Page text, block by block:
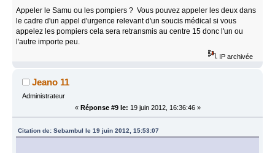
Appeler le Samu ou les pompiers ? Vous pouvez appeler les deux dans
le cadre d'un appel d'urgence relevant d'un soucis médical si vous
appelez les pompiers cela sera retransmis au centre 15 donc l'un ou
l'autre importe peu.
IP archivée
Jeano 11
Administrateur
« Réponse #9 le: 19 juin 2012, 16:36:46 »
Citation de: Sebambul le 19 juin 2012, 15:53:07